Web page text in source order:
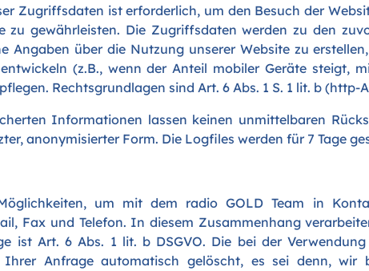
Zugriffsdaten ist erforderlich, um den Besuch der
zu gewährleisten. Die Zugriffsdaten werden zu den
Angaben über die Nutzung unserer Website zu
(z.B., wenn der Anteil mobiler Geräte steigt,
Rechtsgrundlagen sind Art. 6 Abs. 1 S. 1 lit. b (http-
Informationen lassen keinen unmittelbaren
anonymisierter Form. Die Logfiles werden für 7 Tage
um mit dem radio GOLD Team in
Fax und Telefon. In diesem Zusammenhang
ist Art. 6 Abs. 1 lit. b DSGVO. Die bei der
Ihrer Anfrage automatisch gelöscht, es sei denn,